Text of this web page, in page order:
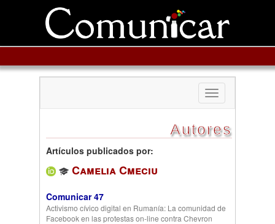
Toggle
navigation
Autores
Artículos publicados por:
Camelia Cmeciu
Comunicar 47
Activismo cívico digital en Rumanía: La comunidad de
Facebook en las protestas on-line contra Chevron